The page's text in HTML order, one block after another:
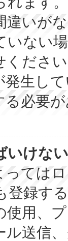
違いが
いない
くださ
発生し
る必要
いけな
っては
登録す
使用、
ル送信